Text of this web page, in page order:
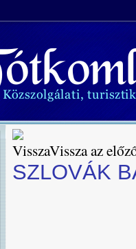
Vissza az
SZLOVÁK